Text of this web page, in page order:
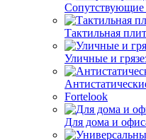
Сопутствующие
Тактильная
Уличные и
Fortelook
Для дома и